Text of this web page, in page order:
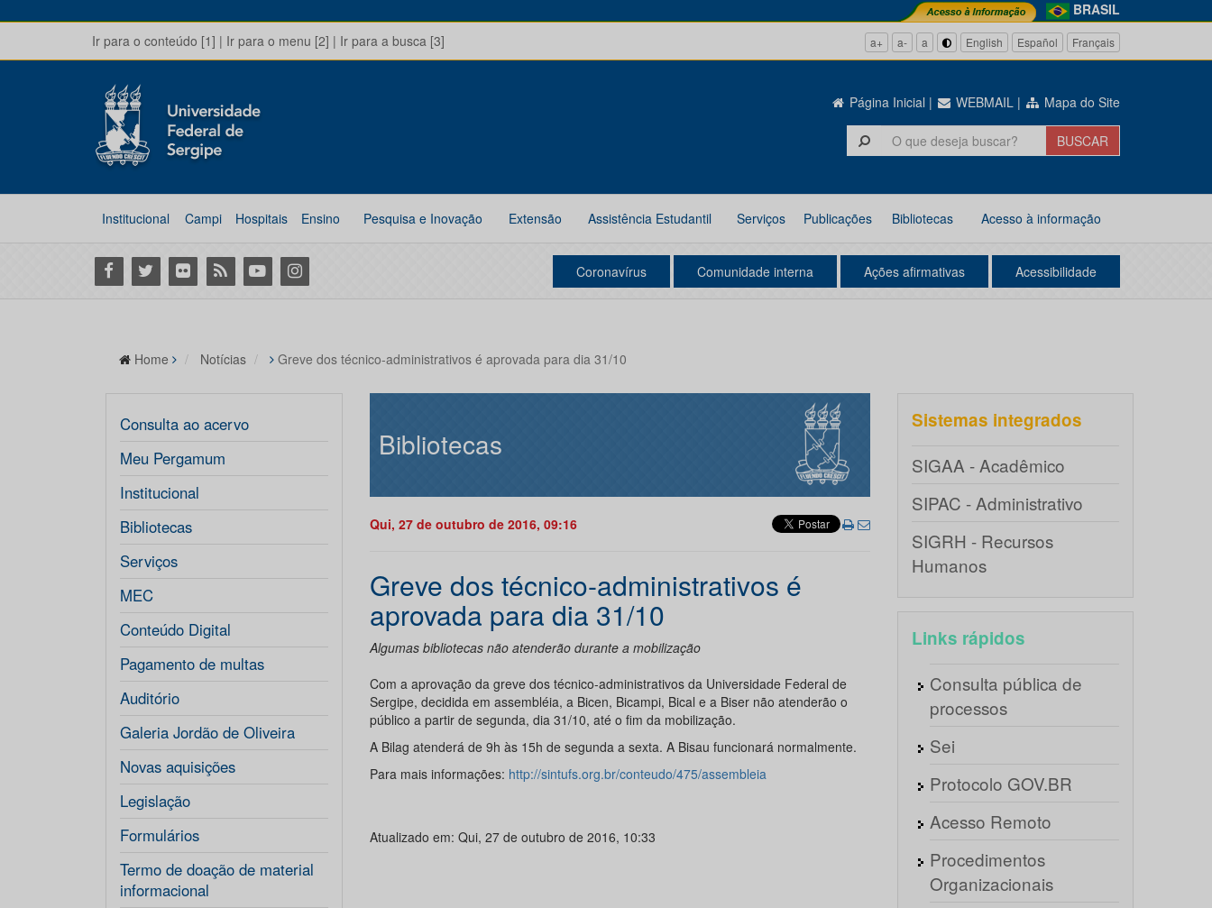
BRASIL
Ir para o conteúdo [1] | Ir para o menu [2] | Ir para a busca [3] a+ a- a English Español Français
Página Inicial | WEBMAIL | Mapa do Site
Institucional Campi Hospitais Ensino Pesquisa e Inovação Extensão Assistência Estudantil Serviços Publicações Bibliotecas Acesso à informação
Facebook
Twitter Flickr RSS YoutubeInstagram Coronavírus Comunidade interna Ações afirmativas Acessibilidade
Home Notícias Greve dos técnico-administrativos é aprovada para dia 31/10
Consulta ao acervo
Meu Pergamum
Institucional
Bibliotecas
Serviços
MEC
Conteúdo Digital
Pagamento de multas
Auditório
Galeria Jordão de Oliveira
Novas aquisições
Legislação
Formulários
Termo de doação de material
informacional
Bibliotecas
Qui, 27 de outubro de 2016, 09:16
Greve dos técnico-administrativos é
aprovada para dia 31/10
Algumas bibliotecas não atenderão durante a mobilização
Com a aprovação da greve dos técnico-administrativos da Universidade Federal de
Sergipe, decidida em assembléia, a Bicen, Bicampi, Bical e a Biser não atenderão o
público a partir de segunda, dia 31/10, até o fim da mobilização.
A Bilag atenderá de 9h às 15h de segunda a sexta. A Bisau funcionará normalmente.
Para mais informações: http://sintufs.org.br/conteudo/475/assembleia
Atualizado em: Qui, 27 de outubro de 2016, 10:33
Sistemas integrados
SIGAA - Acadêmico
SIPAC - Administrativo
SIGRH - Recursos
Humanos
Links rápidos
Consulta pública de
processos
Sei
Protocolo GOV.BR
Acesso Remoto
Procedimentos
Organizacionais